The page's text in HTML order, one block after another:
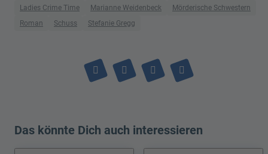
Ladies Crime Time
Marianne Weidenbeck
Mörderische Schwestern
Roman
Schuss Stefanie Gregg
Das könnte Dich auch interessieren